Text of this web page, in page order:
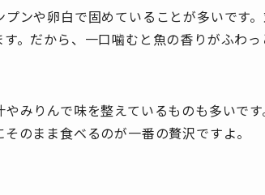
ンや卵白で固めていることが多いです
。だから、一口噛むと魚の香りがふわ
みりんで味を整えているものも多いで
のまま食べるのが一番の贅沢ですよ。